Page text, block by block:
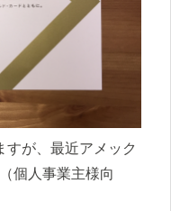
すが、最近アメック
個人事業主様向